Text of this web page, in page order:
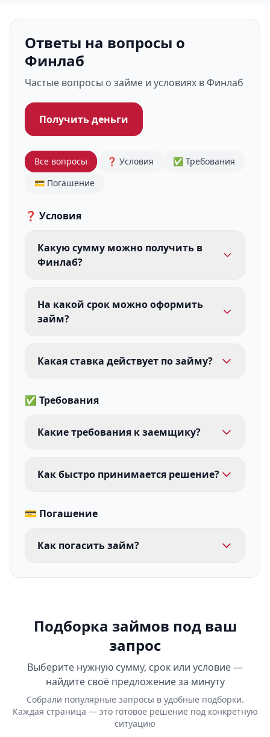
Ответы на вопросы о
Финлаб
Частые вопросы о займе и условиях в Финлаб
Получить деньги
Все вопросы ❓ Условия
✅ Требования
💳 Погашение
❓ Условия
Какую сумму можно получить в
Финлаб?
На какой срок можно оформить
займ?
Какая ставка действует по займу?
✅ Требования
Какие требования к заемщику?
Как быстро принимается решение?
💳 Погашение
Как погасить займ?
Подборка займов под ваш
запрос
Выберите нужную сумму, срок или условие —
найдите своё предложение за минуту
Собрали популярные запросы в удобные подборки.
Каждая страница — это готовое решение под конкретную
ситуацию